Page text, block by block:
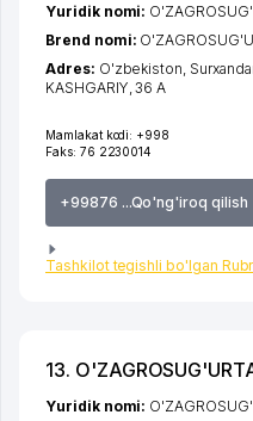
Mamlakat kodi: +998
Faks: 76 2230014
+99876 ...Qo'ng'iroq qilish
Tashkilot tegishli bo'lgan
Yuridik nomi:
Brend nomi:
Adres: O'zbekiston,
KASHGARIY, 36 А
13.
Yuridik nomi: